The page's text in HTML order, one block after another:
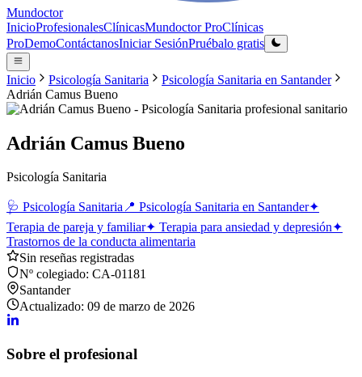
Mundoctor
InicioProfesionalesClínicasMundoctor ProClínicas
ProDemoContáctanosIniciar SesiónPruébalo gratis
Inicio Psicología Sanitaria Psicología Sanitaria en Santander
Adrián Camus Bueno
Adrián Camus Bueno
Psicología Sanitaria
🩺 Psicología Sanitaria📍 Psicología Sanitaria en Santander✦
Terapia de pareja y familiar✦ Terapia para ansiedad y depresión✦
Trastornos de la conducta alimentaria
Sin reseñas registradas
Nº colegiado: CA-01181
Santander
Actualizado: 09 de marzo de 2026
Sobre el profesional